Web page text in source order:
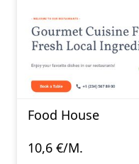
Food House
10,6 €/M.